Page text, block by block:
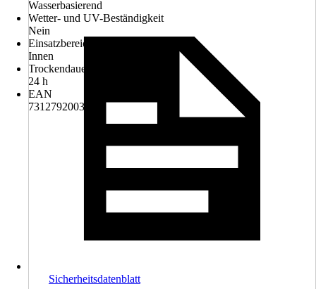
Wasserbasierend
Wetter- und UV-Beständigkeit
Nein
Einsatzbereich
Innen
Trockendauer ca.
24 h
EAN
7312792003132
Sicherheitsdatenblatt